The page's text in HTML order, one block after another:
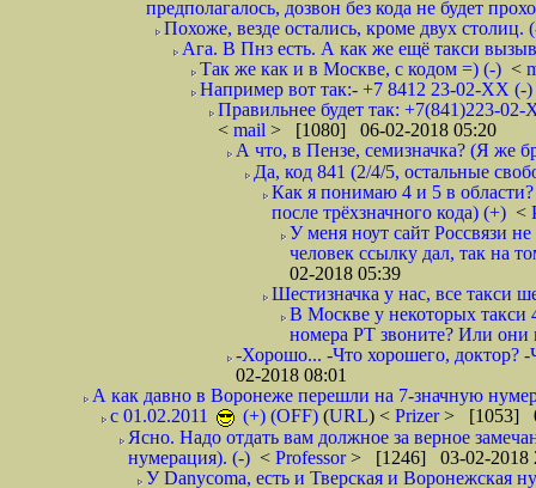
предполагалось, дозвон без кода не будет
Похоже, везде остались, кроме двух
Ага. В Пнз есть. А как же ещё такси
Так же как и в Москве, с кодом =) (-) <
Например вот так:- +7 8412 23-02-ХХ (-
Правильнее будет так: +7(841)223-
< mail > [1080] 06-02-2018 05:20
А что, в Пензе, семизначка? (Я же
Да, код 841 (2/4/5, остальные
Как я понимаю 4 и 5 в
после трёхзначного кода) (+) <
У меня ноут сайт Россвязи
человек ссылку дал, так на
02-2018 05:39
Шестизначка у нас, все такси
В Москве у некоторых такси
номера РТ звоните? Или они
-Хорошо... -Что хорошего, доктор?
02-2018 08:01
А как давно в Воронеже перешли на 7-значную
с 01.02.2011
(+) (OFF) (URL) < Prizer> [1053]
Ясно. Надо отдать вам должное за верное
нумерация). (-) < Professor> [1246] 03-02-2018
У Danycoma, есть и Тверская и Воронежская